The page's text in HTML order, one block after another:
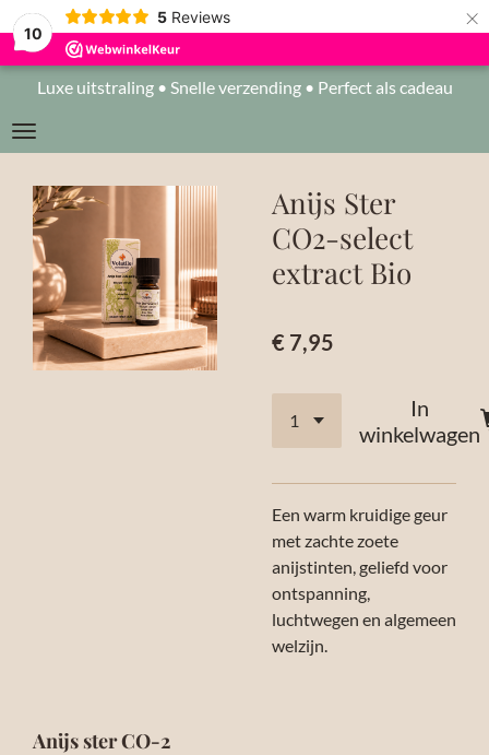
10
5 Reviews ×
Luxe uitstraling • Snelle verzending • Perfect als cadeau
Anijs Ster
CO2-select
extract Bio
€ 7,95
In
winkelwagen
Een warm kruidige geur
met zachte zoete
anijstinten, geliefd voor
ontspanning,
luchtwegen en algemeen
welzijn.
Anijs ster CO-2